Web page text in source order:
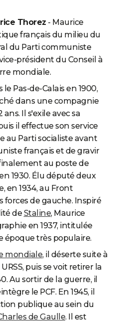
Thorez - Maurice
français du milieu du
du Parti communiste
président du Conseil à
mondiale.
le Pas-de-Calais en 1900,
dans une compagnie
Il s'exile avec sa
il effectue son service
au Parti socialiste avant
français et de gravir
au poste de
1930. Élu député deux
en 1934, au Front
forces de gauche. Inspiré
de Staline, Maurice
en 1937, intitulée
époque très populaire.
mondiale, il déserte suite à
puis se voit retirer la
Au sortir de la guerre, il
le PCF. En 1945, il
publique au sein du
de Gaulle. Il est